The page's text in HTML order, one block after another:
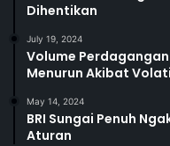
Dihentikan
July 19, 2024
Volume
Menurun Akibat
May 14, 2024
BRI Sungai Penuh
Aturan